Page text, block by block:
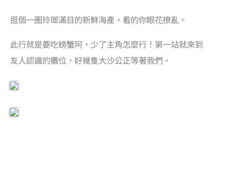
逛個一圈玲瑯滿目的新鮮海產，看的你眼花撩亂。
此行就是要吃螃蟹阿，少了主角怎麼行！第一站就來到
友人認識的攤位，好幾隻大沙公正等著我們。